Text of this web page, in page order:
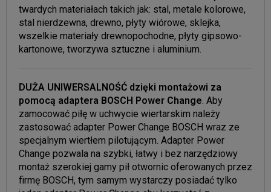
twardych materiałach takich jak: stal, metale kolorowe,
stal nierdzewna, drewno, płyty wiórowe, sklejka,
wszelkie materiały drewnopochodne, płyty gipsowo-
kartonowe, tworzywa sztuczne i aluminium.
DUŻA UNIWERSALNOŚĆ dzięki montażowi za
pomocą adaptera BOSCH Power Change . Aby
zamocować piłę w uchwycie wiertarskim należy
zastosować adapter Power Change BOSCH wraz ze
specjalnym wiertłem pilotującym. Adapter Power
Change pozwala na szybki, łatwy i bez narzędziowy
montaż szerokiej gamy pił otwornic oferowanych przez
firmę BOSCH, tym samym wystarczy posiadać tylko